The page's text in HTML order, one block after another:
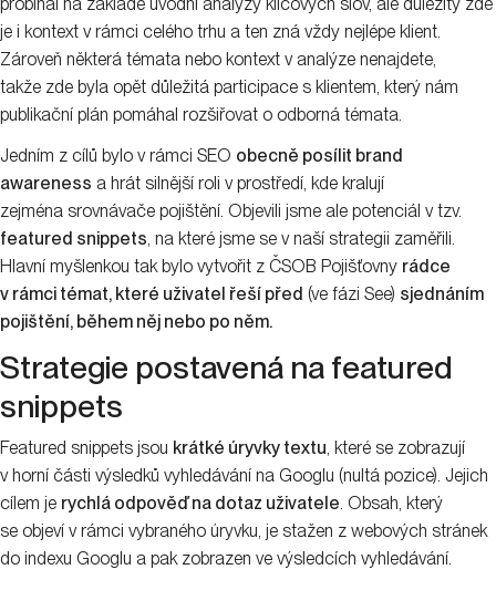
je i kontext v rámci celého trhu a ten zná vždy nejlépe klient.
Zároveň některá témata nebo kontext v analýze nenajdete,
takže zde byla opět důležitá participace s klientem, který nám
publikační plán pomáhal rozšiřovat o odborná témata.
Jedním z cílů bylo v rámci SEO obecně posílit brand
awareness a hrát silnější roli v prostředí, kde kralují
zejména srovnávače pojištění. Objevili jsme ale potenciál v tzv.
featured snippets , na které jsme se v naší strategii zaměřili.
Hlavní myšlenkou tak bylo vytvořit z ČSOB Pojišťovny rádce
v rámci témat, které uživatel řeší před (ve fázi See) sjednáním
pojištění, během něj nebo po něm.
Strategie postavená na featured
snippets
Featured snippets jsou krátké úryvky textu, které se zobrazují
v horní části výsledků vyhledávání na Googlu (nultá pozice). Jejich
cílem je rychlá odpověď na dotaz uživatele. Obsah, který
se objeví v rámci vybraného úryvku, je stažen z webových stránek
do indexu Googlu a pak zobrazen ve výsledcích vyhledávání.